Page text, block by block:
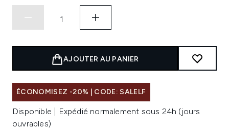
AJOUTER AU PANIER
ÉCONOMISEZ -20% | CODE: SALELF
Disponible | Expédié normalement sous 24h (jours
ouvrables)